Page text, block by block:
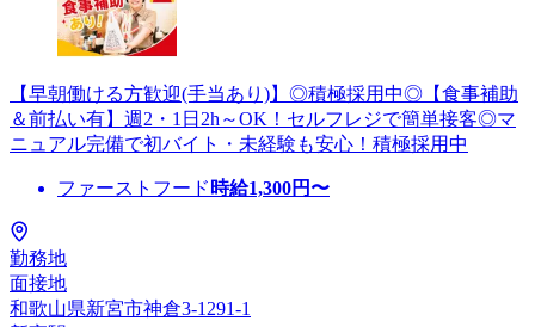
【早朝働ける方歓迎(手当あり)】◎積極採用中◎【食事補助
＆前払い有】週2・1日2h～OK！セルフレジで簡単接客◎マ
ニュアル完備で初バイト・未経験も安心！積極採用中
ファーストフード 時給1,300円〜
勤務地
面接地
和歌山県新宮市神倉3-1291-1